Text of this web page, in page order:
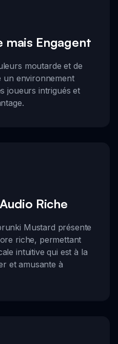
mais Engagent
moutarde et de
un environnement
joueurs intrigués et
Riche
Mustard présente
riche, permettant
intuitive qui est à la
et amusante à